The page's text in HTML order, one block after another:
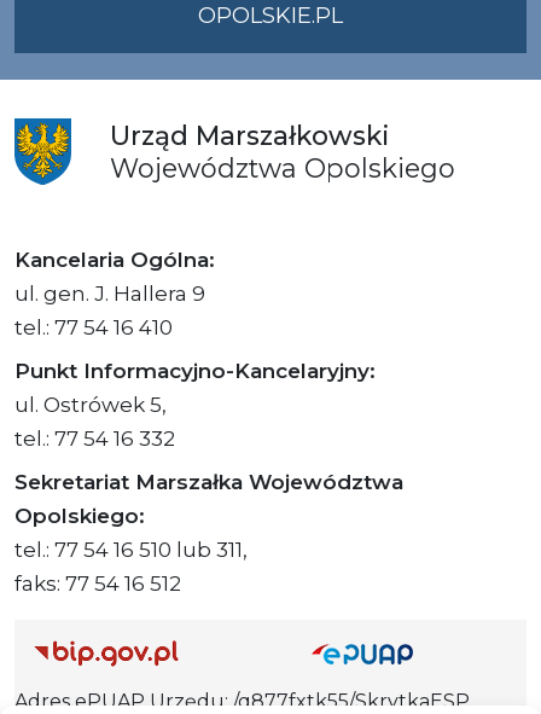
OPOLSKIE.PL
Urząd Marszałkowski
Województwa Opolskiego
Kancelaria Ogólna:
ul. gen. J. Hallera 9
tel.: 77 54 16 410
Punkt Informacyjno-Kancelaryjny:
ul. Ostrówek 5,
tel.: 77 54 16 332
Sekretariat Marszałka Województwa
Opolskiego:
tel.: 77 54 16 510 lub 311,
faks: 77 54 16 512
Adres ePUAP Urzędu: /q877fxtk55/SkrytkaESP